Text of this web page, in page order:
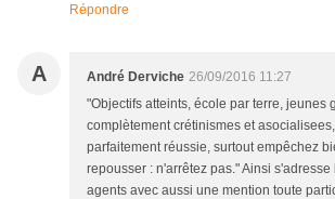
Répondre
A André Derviche 26/09/2016 11:27
"Objectifs atteints, école par terre, jeunes
complètement crétinismes et
parfaitement réussie, surtout empêchez
repousser : n'arrêtez pas." Ainsi
agents avec aussi une mention toute